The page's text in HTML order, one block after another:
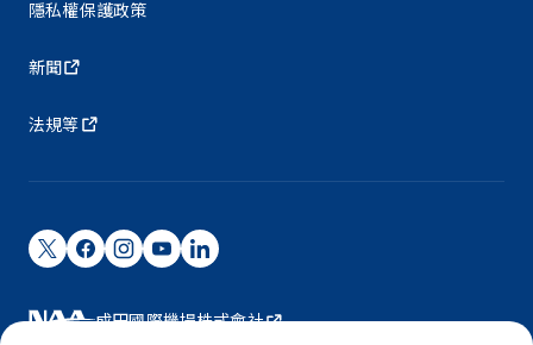
隱私權保護政策
新聞
法規等
成田國際機場株式會社